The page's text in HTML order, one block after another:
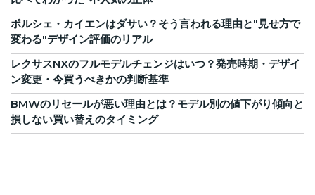
ポルシェ・カイエンはダサい？そう言われる理由と"見せ方で
変わる"デザイン評価のリアル
レクサスNXのフルモデルチェンジはいつ？発売時期・デザイ
ン変更・今買うべきかの判断基準
BMWのリセールが悪い理由とは？モデル別の値下がり傾向と
損しない買い替えのタイミング